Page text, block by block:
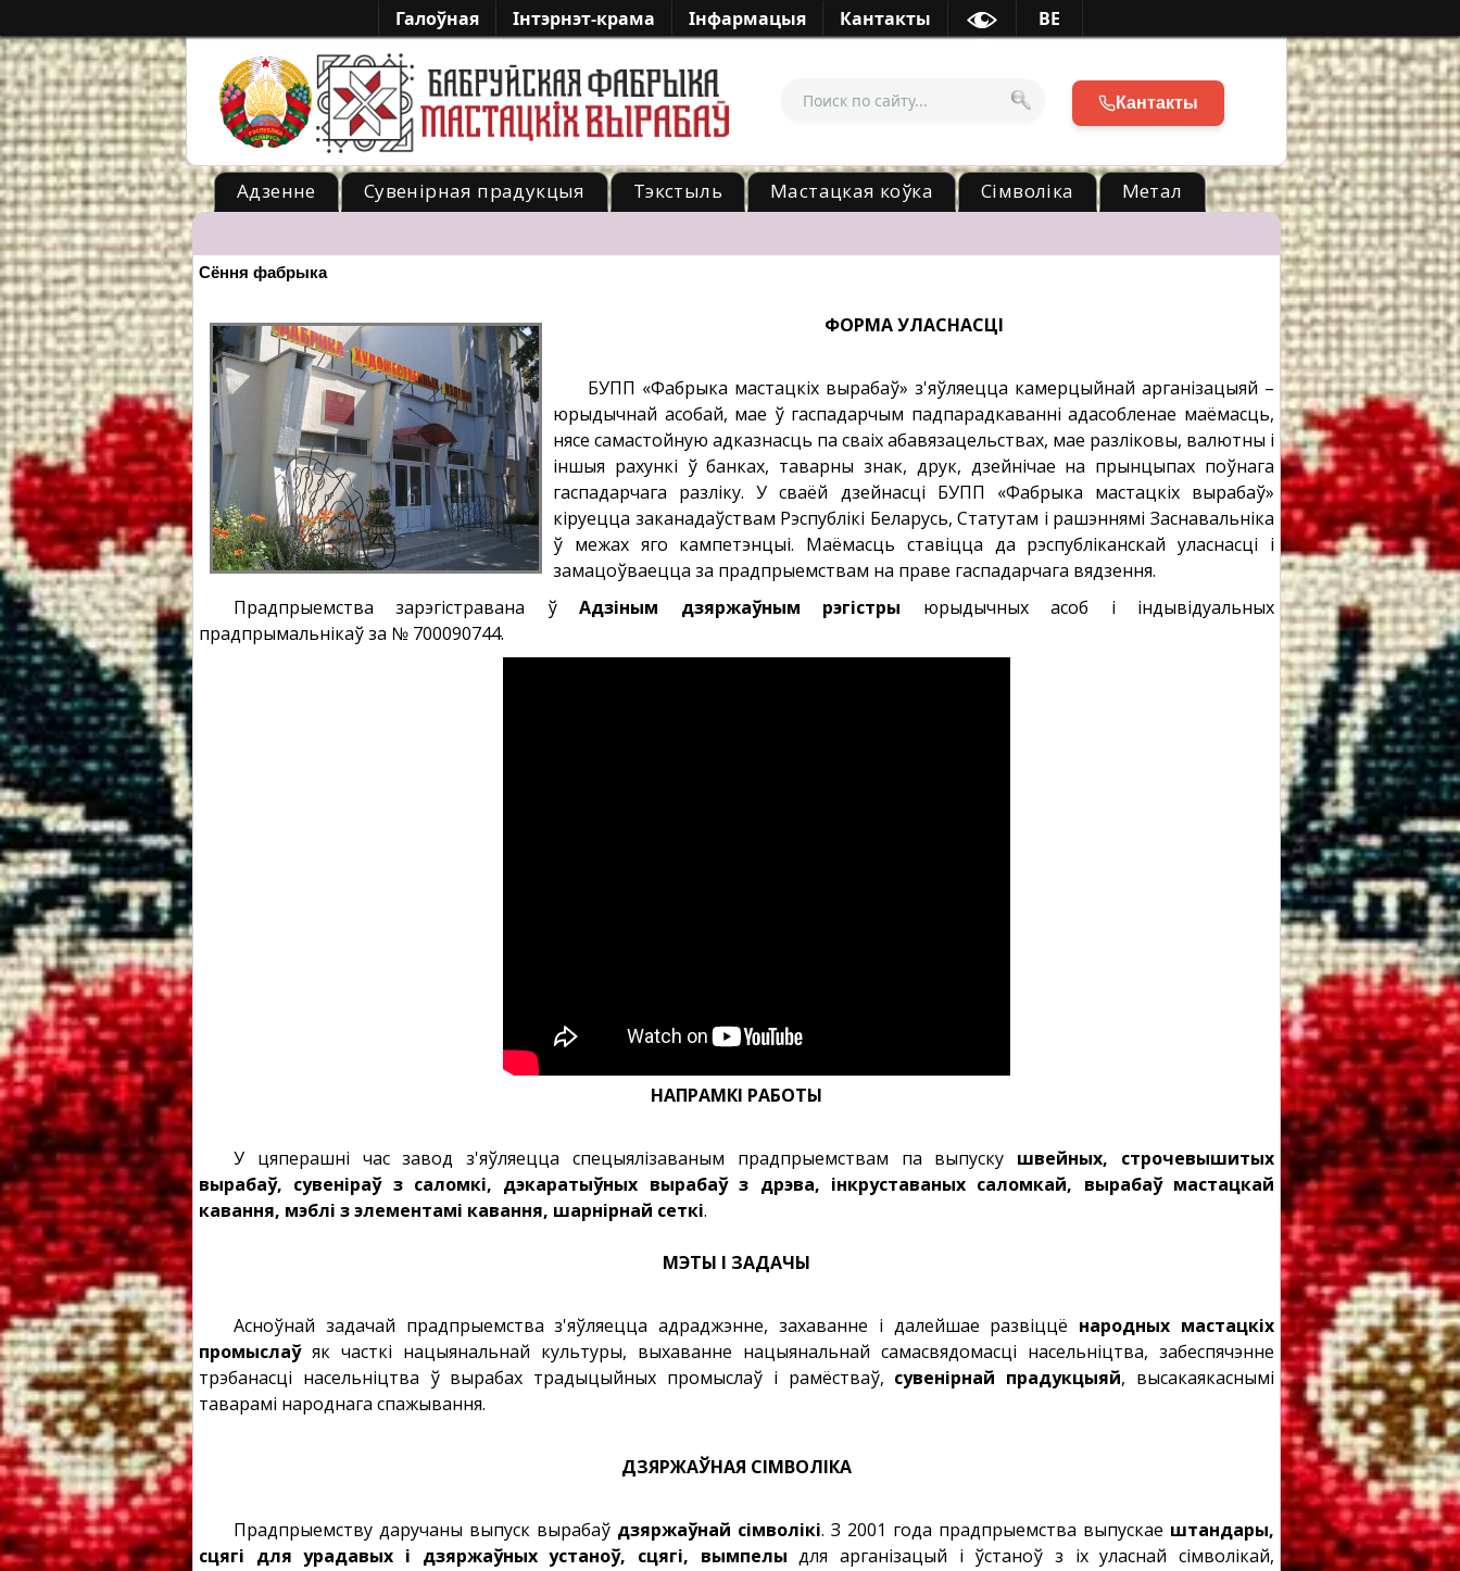
Галоўная Iнтэрнэт-крама Iнфармацыя Кантакты BE
Кантакты
Адзенне Сувенірная прадукцыя Тэкстыль Мастацкая коўка Сімволіка Метал
Сёння фабрыка
ФОРМА УЛАСНАСЦІ
БУПП «Фабрыка мастацкіх вырабаў» з'яўляецца камерцыйнай арганізацыяй –
юрыдычнай асобай, мае ў гаспадарчым падпарадкаванні адасобленае маёмасць,
нясе самастойную адказнасць па сваіх абавязацельствах, мае разліковы, валютны і
іншыя рахункі ў банках, таварны знак, друк, дзейнічае на прынцыпах поўнага
гаспадарчага разліку. У сваёй дзейнасці БУПП «Фабрыка мастацкіх вырабаў»
кіруецца заканадаўствам Рэспублікі Беларусь, Статутам і рашэннямі Заснавальніка
ў межах яго кампетэнцыі. Маёмасць ставіцца да рэспубліканскай уласнасці і
замацоўваецца за прадпрыемствам на праве гаспадарчага вядзення.
Прадпрыемства зарэгістравана ўАдзіным дзяржаўным рэгістры юрыдычных асоб і індывідуальных
прадпрымальнікаў за № 700090744.
НАПРАМКІ РАБОТЫ
У цяперашні час завод з'яўляецца спецыялізаваным прадпрыемствам па выпуску швейных, строчевышитых
вырабаў, сувеніраў з саломкі, дэкаратыўных вырабаў з дрэва, інкруставаных саломкай, вырабаў мастацкай
кавання, мэблі з элементамі кавання, шарнірнай сеткі.
МЭТЫ І ЗАДАЧЫ
Асноўнай задачай прадпрыемства з'яўляецца адраджэнне, захаванне і далейшае развіццё народных мастацкіх
промыслаўяк часткі нацыянальнай культуры, выхаванне нацыянальнай самасвядомасці насельніцтва, забеспячэнне
трэбанасці насельніцтва ў вырабах традыцыйных промыслаў і рамёстваў, сувенірнай прадукцыяй, высакаякаснымі
таварамі народнага спажывання.
ДЗЯРЖАЎНАЯ СІМВОЛІКА
Прадпрыемству даручаны выпуск вырабаў дзяржаўнай сімволікі. З 2001 года прадпрыемства выпускае штандары,
сцягі для урадавых і дзяржаўных устаноў, сцягі, вымпелы для арганізацый і ўстаноў з іх уласнай сімволікай,